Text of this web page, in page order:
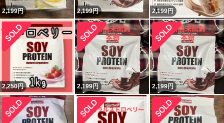
2,199円 2,199円 2,199円
2,250円 2,199円 2,199円